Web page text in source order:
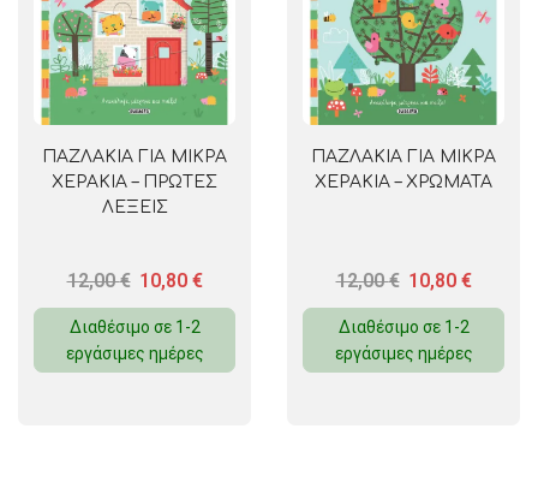
ΠΑΖΛΑΚΙΑ ΓΙΑ ΜΙΚΡΑ
ΧΕΡΑΚΙΑ – ΠΡΩΤΕΣ
ΛΕΞΕΙΣ
12,00€ 10,80 €
Διαθέσιμο σε 1-2
εργάσιμες ημέρες
ΠΑΖΛΑΚΙΑ ΓΙΑ ΜΙΚΡΑ
ΧΕΡΑΚΙΑ – ΧΡΩΜΑΤΑ
12,00€ 10,80 €
Διαθέσιμο σε 1-2
εργάσιμες ημέρες